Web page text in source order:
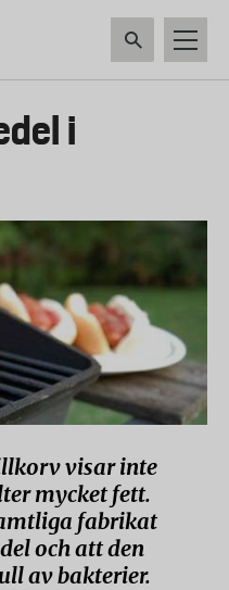
i
visar inte
mycket fett.
fabrikat
och att den
av bakterier.